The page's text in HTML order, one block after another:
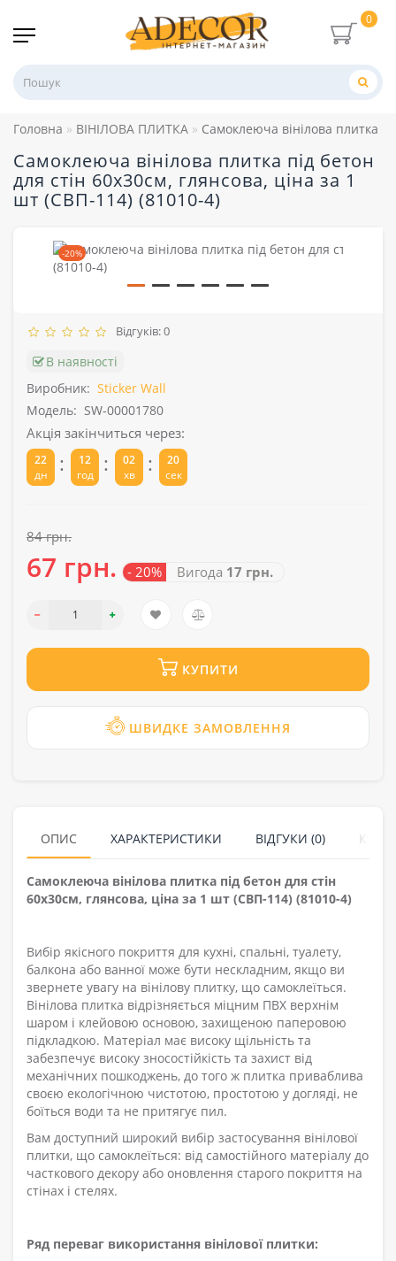
0
Головна ВІНІЛОВА ПЛИТКА Самоклеюча вінілова плитка
Самоклеюча вінілова плитка під бетон
для стін 60х30см, глянсова, ціна за 1
шт (СВП-114) (81010-4)
-20%
Відгуків: 0
В наявності
Виробник: Sticker Wall
Модель: SW-00001780
Акція закінчиться через:
22
дн
:
12
год
:
02
хв
:
20
сек
84 грн.
67 грн. - 20% Вигода 17 грн.
КУПИТИ
ШВИДКЕ ЗАМОВЛЕННЯ
ОПИС ХАРАКТЕРИСТИКИ ВІДГУКИ (0)
Самоклеюча вінілова плитка під бетон для стін
60х30см, глянсова, ціна за 1 шт (СВП-114) (81010-4)
Вибір якісного покриття для кухні, спальні, туалету,
балкона або ванної може бути нескладним, якщо ви
звернете увагу на вінілову плитку, що самоклеїться.
Вінілова плитка відрізняється міцним ПВХ верхнім
шаром і клейовою основою, захищеною паперовою
підкладкою. Матеріал має високу щільність та
забезпечує високу зносостійкість та захист від
механічних пошкоджень, до того ж плитка приваблива
своєю екологічною чистотою, простотою у догляді, не
боїться води та не притягує пил.
Вам доступний широкий вибір застосування вінілової
плитки, що самоклеїться: від самостійного матеріалу до
часткового декору або оновлення старого покриття на
стінах і стелях.
Ряд переваг використання вінілової плитки: